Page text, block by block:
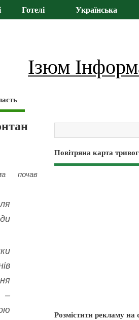
Готелі Українська
Ізюм
почав
–
Повітряна карта тривог
Розмістити рекламу на